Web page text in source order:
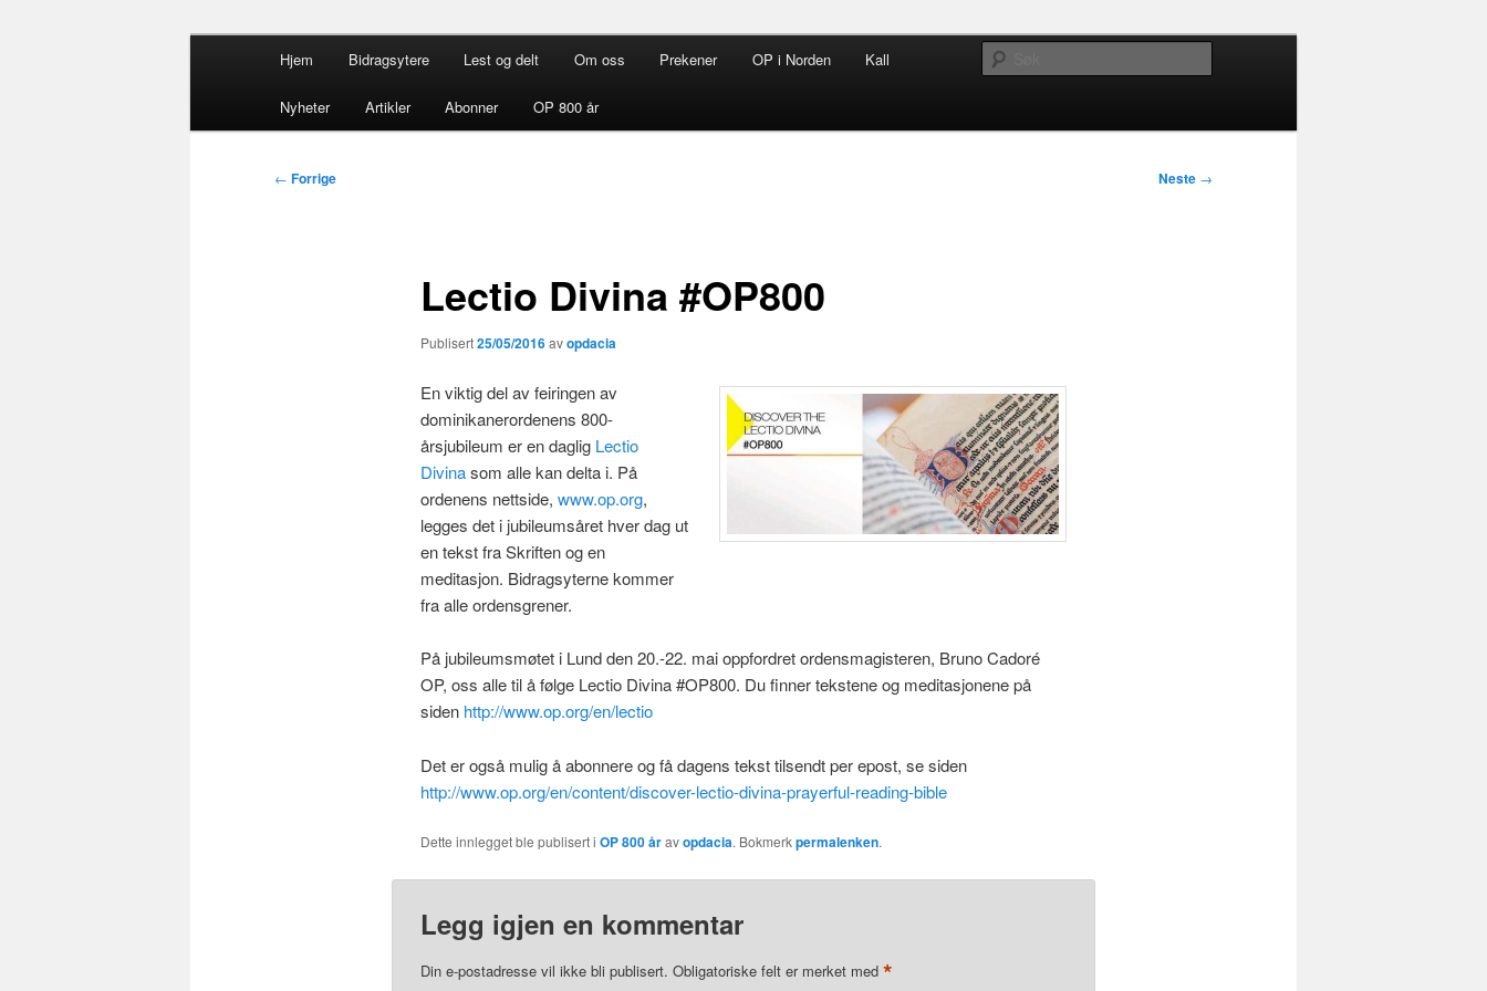
Dominikanerordenen i Norden
Hjem Bidragsytere Lest og delt Om oss Prekener OP i Norden Kall
Nyheter Artikler Abonner OP 800 år
Innleggsnavigasjon
← Forrige Neste →
Lectio Divina #OP800
Publisert25/05/2016avopdacia
En viktig del av feiringen av
dominikanerordenens 800-
årsjubileum er en daglig Lectio
Divinasom alle kan delta i. På
ordenens nettside, www.op.org,
legges det i jubileumsåret hver dag ut
en tekst fra Skriften og en
meditasjon. Bidragsyterne kommer
fra alle ordensgrener.
På jubileumsmøtet i Lund den 20.-22. mai oppfordret ordensmagisteren, Bruno Cadoré
OP, oss alle til å følge Lectio Divina #OP800. Du finner tekstene og meditasjonene på
siden http://www.op.org/en/lectio
Det er også mulig å abonnere og få dagens tekst tilsendt per epost, se siden
http://www.op.org/en/content/discover-lectio-divina-prayerful-reading-bible
Dette innlegget ble publisert i OP 800 åravopdacia. Bokmerkpermalenken.
Legg igjen en kommentar
Din e-postadresse vil ikke bli publisert. Obligatoriske felt er merket med *